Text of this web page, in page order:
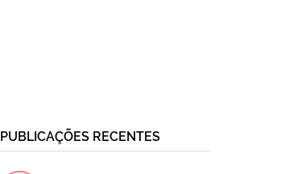
PUBLICAÇÕES RECENTES